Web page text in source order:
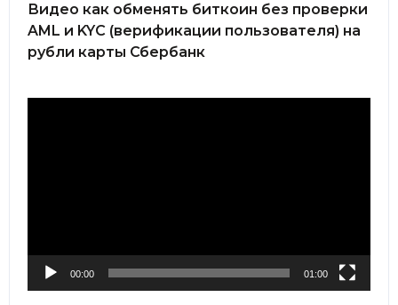
Видео как обменять биткоин без проверки
AML и KYC (верификации пользователя) на
рубли карты Сбербанк
00:00 01:00